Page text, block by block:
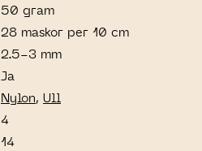
50 gram
28 maskor per 10 cm
2.5-3 mm
Ja
Nylon, Ull
4
14